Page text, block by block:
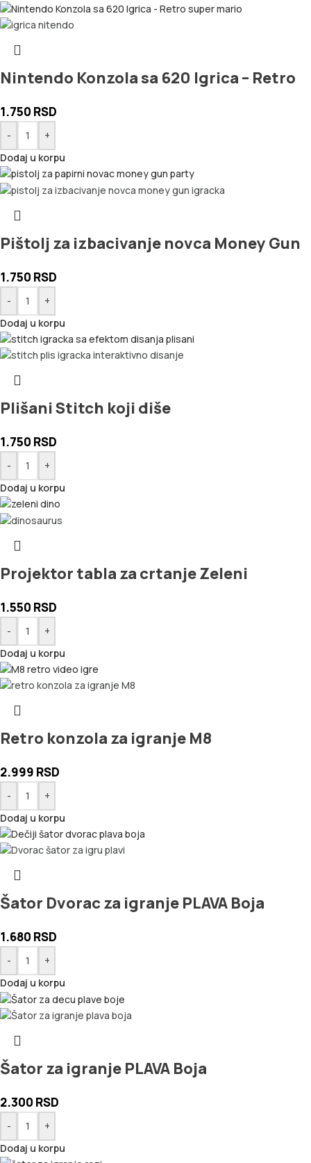
Nintendo Konzola sa 620 Igrica – Retro
1.750 RSD
-
+
Dodaj u korpu
Pištolj za izbacivanje novca Money Gun
1.750 RSD
-
+
Dodaj u korpu
Plišani Stitch koji diše
1.750 RSD
-
+
Dodaj u korpu
Projektor tabla za crtanje Zeleni
1.550 RSD
-
+
Dodaj u korpu
Retro konzola za igranje M8
2.999 RSD
-
+
Dodaj u korpu
Šator Dvorac za igranje PLAVA Boja
1.680 RSD
-
+
Dodaj u korpu
Šator za igranje PLAVA Boja
2.300 RSD
-
+
Dodaj u korpu